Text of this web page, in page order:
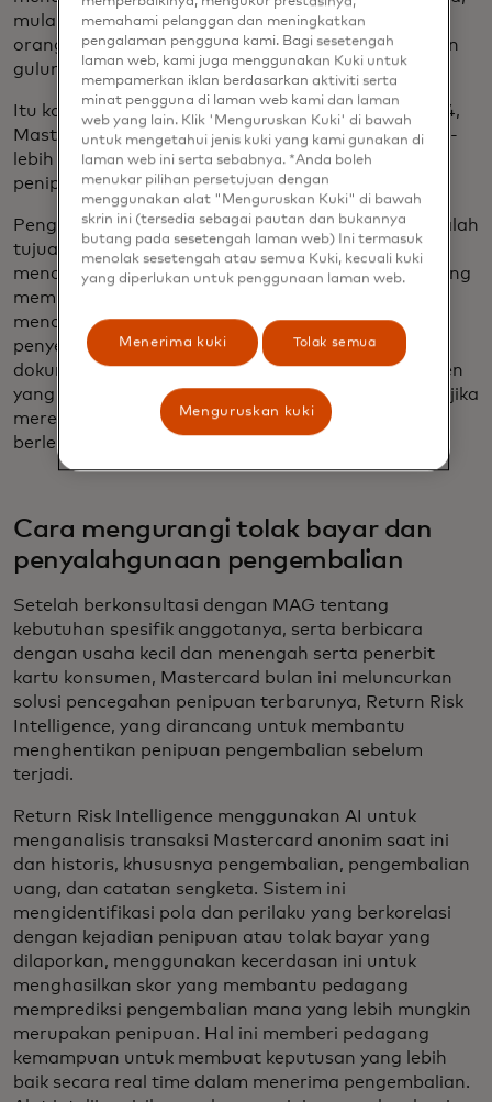
mulai dari peritel yang mungkin harus merelakan
orang-orangnya pergi hingga mereka mungkin akan
gulung tikar."
Itu karena biayanya sangat besar. Pada tahun 2024,
Mastercard memproses pengembalian $125 miliar -
lebih dari $17 miliar di antaranya diperkirakan
penipuan, kata Yilgoren.
Pengalaman konsumen yang cepat dan mudah adalah
tujuan akhir dari sebagian besar pedagang, tetapi
mencoba menangani penipuan pengembalian barang
membuat hal tersebut semakin sulit dicapai. Peritel
menambahkanbiaya pengirimandan biaya
penyetokan ulang dan mulai meminta lebih banyak
dokumen untuk pengembalian. Akibatnya, konsumen
yang sah mungkin tidak akan kembali ke pedagang jika
mereka harus melewati berbagai rintangan yang
berlebihan hanya untuk mengembalikan barang.
Cara mengurangi tolak bayar dan
penyalahgunaan pengembalian
Setelah berkonsultasi dengan MAG tentang
kebutuhan spesifik anggotanya, serta berbicara
dengan usaha kecil dan menengah serta penerbit
kartu konsumen, Mastercard bulan ini meluncurkan
solusi pencegahan penipuan terbarunya, Return Risk
Intelligence, yang dirancang untuk membantu
menghentikan penipuan pengembalian sebelum
terjadi.
Return Risk Intelligence menggunakan AI untuk
menganalisis transaksi Mastercard anonim saat ini
dan historis, khususnya pengembalian, pengembalian
uang, dan catatan sengketa. Sistem ini
mengidentifikasi pola dan perilaku yang berkorelasi
dengan kejadian penipuan atau tolak bayar yang
dilaporkan, menggunakan kecerdasan ini untuk
menghasilkan skor yang membantu pedagang
memprediksi pengembalian mana yang lebih mungkin
merupakan penipuan. Hal ini memberi pedagang
kemampuan untuk membuat keputusan yang lebih
baik secara real time dalam menerima pengembalian.
memahami pelanggan dan meningkatkan
pengalaman pengguna kami. Bagi sesetengah
laman web, kami juga menggunakan Kuki untuk
mempamerkan iklan berdasarkan aktiviti serta
minat pengguna di laman web kami dan laman
web yang lain. Klik 'Menguruskan Kuki' di bawah
untuk mengetahui jenis kuki yang kami gunakan di
laman web ini serta sebabnya. *Anda boleh
menukar pilihan persetujuan dengan
menggunakan alat "Menguruskan Kuki" di bawah
skrin ini (tersedia sebagai pautan dan bukannya
butang pada sesetengah laman web) Ini termasuk
menolak sesetengah atau semua Kuki, kecuali kuki
yang diperlukan untuk penggunaan laman web.
Menerima kuki Tolak semua
Menguruskan kuki